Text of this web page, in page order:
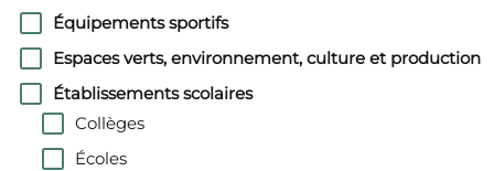
Équipements sportifs
Espaces verts, environnement, culture et production
Établissements scolaires
Collèges
Écoles